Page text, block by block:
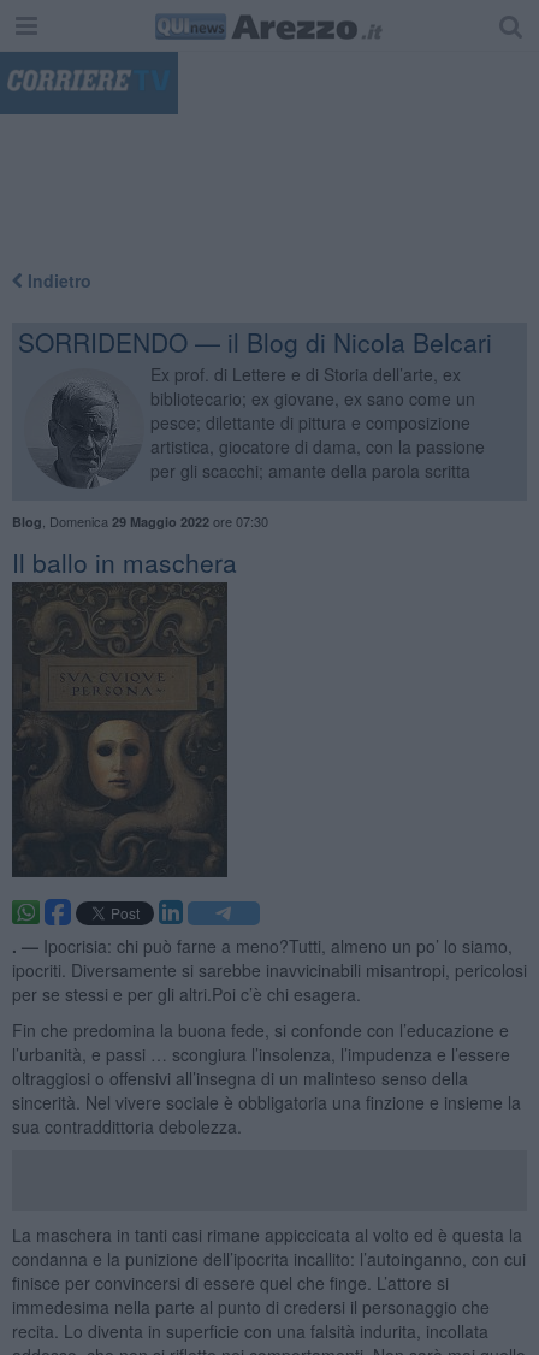
Indietro
SORRIDENDO — il Blog di Nicola Belcari
Ex prof. di Lettere e di Storia dell’arte, ex
bibliotecario; ex giovane, ex sano come un
pesce; dilettante di pittura e composizione
artistica, giocatore di dama, con la passione
per gli scacchi; amante della parola scritta
Blog Domenica 29 Maggio 2022ore 07:30
Il ballo in maschera
. — Ipocrisia: chi può farne a meno?Tutti, almeno un po’ lo siamo,
ipocriti. Diversamente si sarebbe inavvicinabili misantropi, pericolosi
per se stessi e per gli altri.Poi c’è chi esagera.
Fin che predomina la buona fede, si confonde con l’educazione e
l’urbanità, e passi … scongiura l’insolenza, l’impudenza e l’essere
oltraggiosi o offensivi all’insegna di un malinteso senso della
sincerità. Nel vivere sociale è obbligatoria una finzione e insieme la
sua contraddittoria debolezza.
La maschera in tanti casi rimane appiccicata al volto ed è questa la
condanna e la punizione dell’ipocrita incallito: l’autoinganno, con cui
finisce per convincersi di essere quel che finge. L’attore si
immedesima nella parte al punto di credersi il personaggio che
recita. Lo diventa in superficie con una falsità indurita, incollata